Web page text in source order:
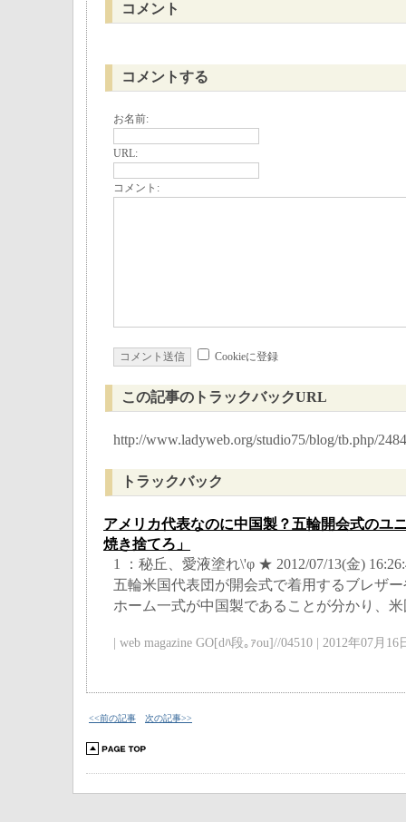
コメント
コメントする
お名前:
URL:
コメント:
Cookieに登録
この記事のトラックバックURL
http://www.ladyweb.org/studio75/blog/tb.php/2484
トラックバック
アメリカ代表なのに中国製？五輪開会式のユ
焼き捨てろ」
1 ：秘丘、愛液塗れ\'φ ★ 2012/07/13(金)
五輪米国代表団が開会式で着用するブレザ
ホーム一式が中国製であることが分かり、
| web magazine GO[dﾊ段｡ｧou]//04510 | 2012年07月16
<<前の記事 次の記事>>